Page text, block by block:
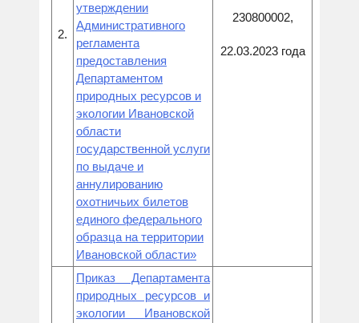
2.
утверждении
Административного
регламента
предоставления
Департаментом
природных ресурсов и
экологии Ивановской
области
государственной услуги
по выдаче и
аннулированию
охотничьих билетов
единого федерального
образца на территории
Ивановской области»
230800002,
22.03.2023 года
Приказ Департамента
природных ресурсов и
экологии Ивановской